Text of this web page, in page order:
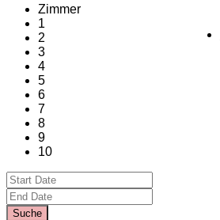
Zimmer
1
2
3
4
5
6
7
8
9
10